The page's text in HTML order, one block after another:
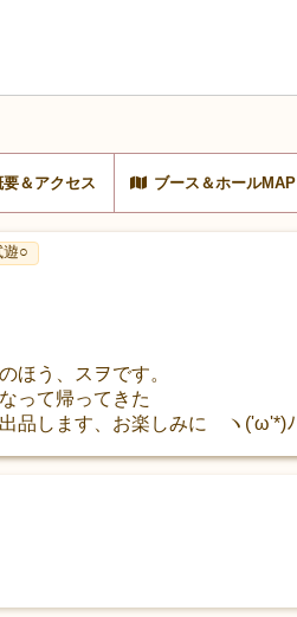
要＆アクセス ブース＆ホールMAP
遊○
ほう、スヲです。
って帰ってきた
品します、お楽しみに ヽ('ω'*)ﾉ